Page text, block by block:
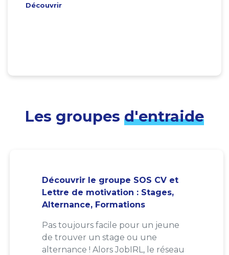
Découvrir
Les groupes d'entraide
Découvrir le groupe SOS CV et
Lettre de motivation : Stages,
Alternance, Formations
Pas toujours facile pour un jeune
de trouver un stage ou une
alternance ! Alors JobIRL, le réseau